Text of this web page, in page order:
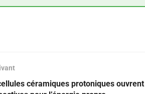
céramiques protoniques